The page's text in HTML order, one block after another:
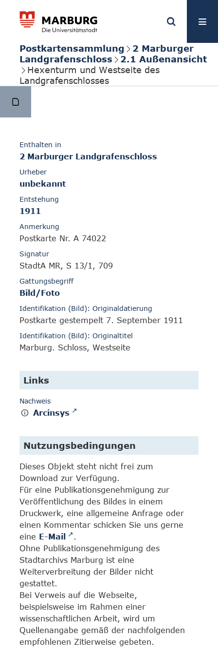
Postkartensammlung
2 Marburger
Landgrafenschloss
2.1 Außenansicht
Hexenturm und Westseite des
Landgrafenschlosses
Enthalten in
2 Marburger Landgrafenschloss
Urheber
unbekannt
Entstehung
1911
Anmerkung
Postkarte Nr. A 74022
Signatur
StadtA MR, S 13/1, 709
Gattungsbegriff
Bild/Foto
Identifikation (Bild): Originaldatierung
Postkarte gestempelt 7. September 1911
Identifikation (Bild): Originaltitel
Marburg. Schloss, Westseite
Links
Nachweis
Arcinsys
Nutzungsbedingungen
Dieses Objekt steht nicht frei zum
Download zur Verfügung.
Für eine Publikationsgenehmigung zur
Veröffentlichung des Bildes in einem
Druckwerk, eine allgemeine Anfrage oder
einen Kommentar schicken Sie uns gerne
eine E-Mail
.
Ohne Publikationsgenehmigung des
Stadtarchivs Marburg ist eine
Weiterverbreitung der Bilder nicht
gestattet.
Bei Verweis auf die Webseite,
beispielsweise im Rahmen einer
wissenschaftlichen Arbeit, wird um
Quellenangabe gemäß der nachfolgenden
empfohlenen Zitierweise gebeten.